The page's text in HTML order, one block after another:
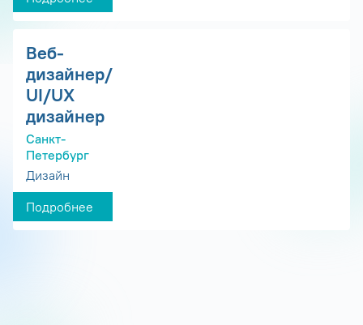
Веб-
дизайнер/
UI/UX
дизайнер
Санкт-
Петербург
Дизайн
Подробнее